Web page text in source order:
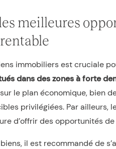
meilleures
immobiliers est cruciale
dans des zones à forte
le plan économique, bien
privilégiées. Par ailleurs,
d’offrir des opportunités
il est recommandé de